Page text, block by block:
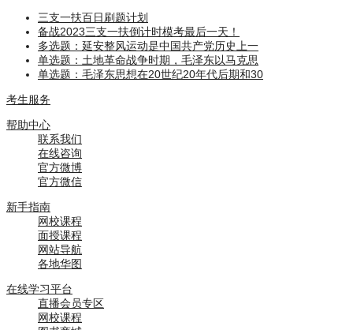
三支一扶百日刷题计划
备战2023三支一扶倒计时模考最后一天！
多选题：延安整风运动是中国共产党历史上一
单选题：土地革命战争时期，毛泽东以马克思
单选题：毛泽东思想在20世纪20年代后期和30
考生服务
帮助中心
联系我们
在线咨询
官方微博
官方微信
新手指南
网校课程
面授课程
网站导航
各地华图
在线学习平台
直播会员专区
网校课程